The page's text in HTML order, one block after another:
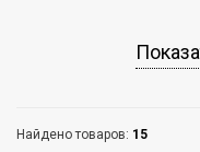
Найдено товаров: 15